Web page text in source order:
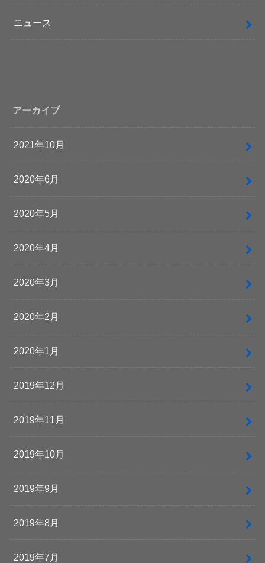
ニュース
アーカイブ
2021年10月
2020年6月
2020年5月
2020年4月
2020年3月
2020年2月
2020年1月
2019年12月
2019年11月
2019年10月
2019年9月
2019年8月
2019年7月